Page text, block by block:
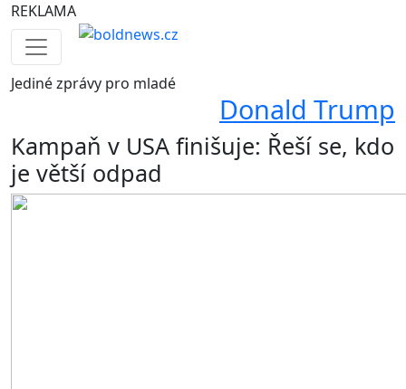
REKLAMA
Jedinézprávy pro mladé
Donald Trump
Kampaň v USA finišuje: Řeší se, kdo
je větší odpad